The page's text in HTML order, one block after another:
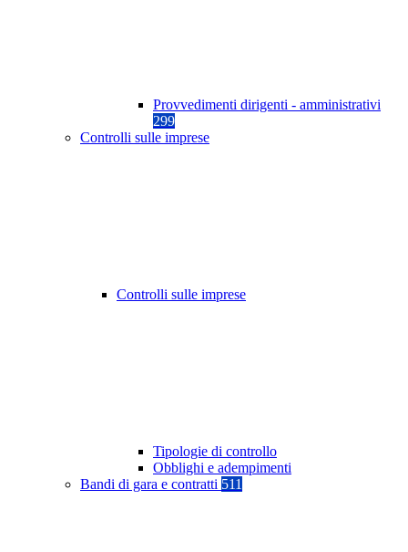
Provvedimenti dirigenti - amministrativi
299
Controlli sulle imprese
Controlli sulle imprese
Tipologie di controllo
Obblighi e adempimenti
Bandi di gara e contratti 511